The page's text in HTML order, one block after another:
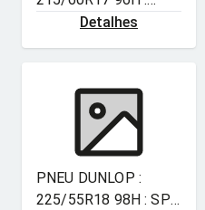
ENASAVE EC300+
Detalhes
PNEU DUNLOP :
225/55R18 98H : SP